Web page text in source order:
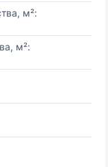
м²:
м²: